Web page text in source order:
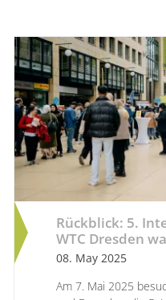
Rückblick: 5.
WTC Dresden
08. May 2025
Am 7. Mai 2025